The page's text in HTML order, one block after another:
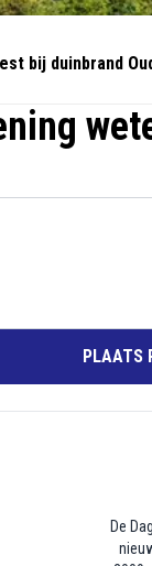
bij duinbrand
PLAATS
De